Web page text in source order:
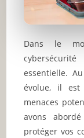
Dans le
essentielle.
évolue, il
menaces
avons
protéger vos